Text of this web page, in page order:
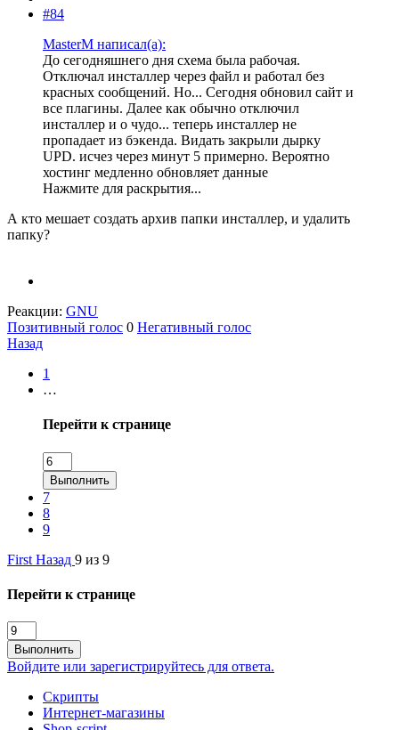
#84
MasterM написал(а):
До сегодняшнего дня схема была рабочая.
Отключал инсталлер через файл и работал без
красных сообщений. Но... Сегодня обновил сайт и
все плагины. Далее как обычно отключил
инсталлер и о чудо... теперь инсталлер не
пропадает из бэкенда. Видать закрыли дырку
UPD. исчез через минут 5 примерно. Вероятно
хостинг медленно обновляет данные
Нажмите для раскрытия...
А кто мешает создать архив папки инсталлер, и удалить
папку?
Реакции: GNU
Позитивный голос 0 Негативный голос
Назад
1
…
Перейти к странице
Выполнить
7
8
9
First Назад 9 из 9
Перейти к странице
Выполнить
Войдите или зарегистрируйтесь для ответа.
Скрипты
Интернет-магазины